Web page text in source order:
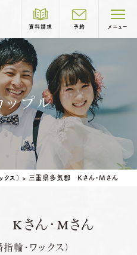
資料請求 予約 メニュー
ース紹介
婚約指輪
結婚記念日リング
ップル
クス） > 三重県多気郡 Kさん・Mさん
さん・Mさん
輪・ワックス）
265-2756
合は営業
261-6676